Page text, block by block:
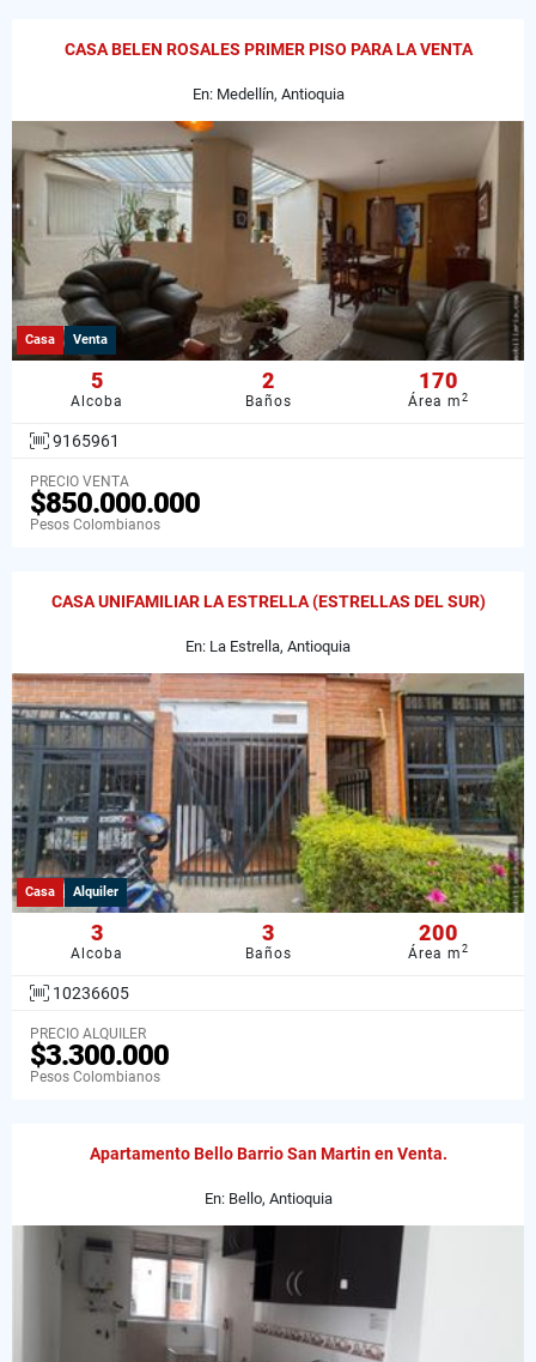
CASA BELEN ROSALES PRIMER PISO PARA LA VENTA
En: Medellín, Antioquia
Casa Venta
5
Alcoba
2
Baños
170
Área m2
9165961
PRECIO VENTA
$850.000.000
Pesos Colombianos
CASA UNIFAMILIAR LA ESTRELLA (ESTRELLAS DEL SUR)
En: La Estrella, Antioquia
Casa Alquiler
3
Alcoba
3
Baños
200
Área m2
10236605
PRECIO ALQUILER
$3.300.000
Pesos Colombianos
Apartamento Bello Barrio San Martin en Venta.
En: Bello, Antioquia